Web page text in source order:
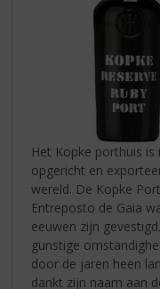
Het Kopke porthuis
opgericht en
wereld. De Kopke
Entreposto de Gaia
eeuwen zijn
gunstige
door de jaren heen
dankt zijn naam aan